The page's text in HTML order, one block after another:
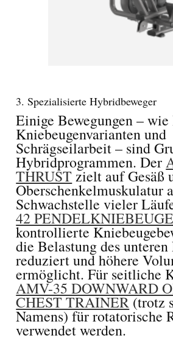
3. Spezialisierte Hybridbeweger
Einige Bewegungen –
Kniebeugenvarianten und
Schrägseilarbeit – sind
Hybridprogrammen. Der
THRUSTzielt auf Gesäß
Oberschenkelmuskulatur
Schwachstelle vieler
42 PENDELKNIEBEUGE
kontrollierte
die Belastung des unteren
reduziert und höhere
ermöglicht. Für seitliche
AMV-35 DOWNWARD
CHEST TRAINER(trotz
Namens) für rotatorische
verwendet werden.